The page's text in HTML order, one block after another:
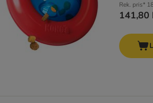
Rek. pris*
141,80